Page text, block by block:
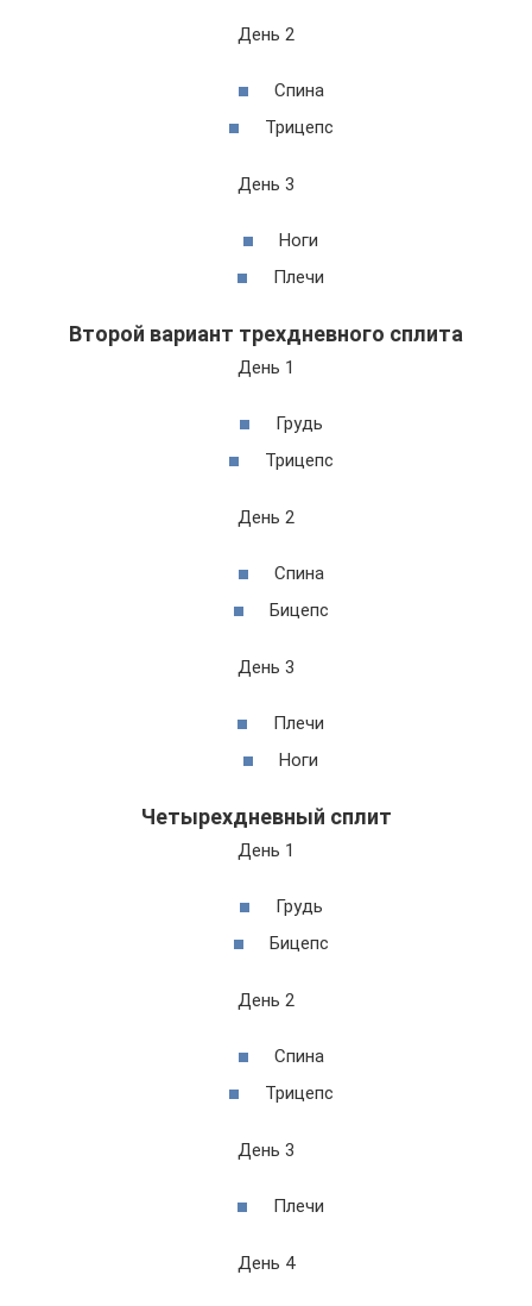
День 2
Спина
Трицепс
День 3
Ноги
Плечи
Второй вариант трехдневного сплита
День 1
Грудь
Трицепс
День 2
Спина
Бицепс
День 3
Плечи
Ноги
Четырехдневный сплит
День 1
Грудь
Бицепс
День 2
Спина
Трицепс
День 3
Плечи
День 4